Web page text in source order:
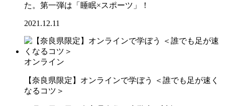
た。第一弾は「睡眠×スポーツ」！
2021.12.11
オンライン
【奈良県限定】オンラインで学ぼう ＜誰でも足が速く
なるコツ＞